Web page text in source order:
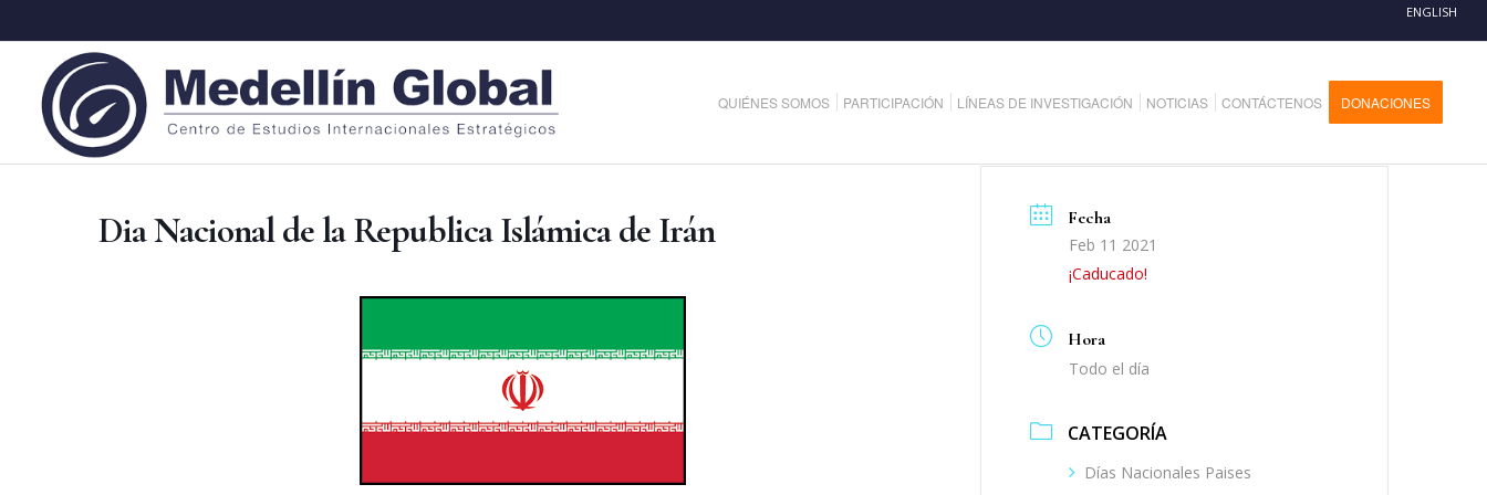
ENGLISH
QUIÉNES SOMOS PARTICIPACIÓN LÍNEAS DE INVESTIGACIÓN NOTICIAS CONTÁCTENOS DONACIONES
Dia Nacional de la Republica Islámica de Irán Fecha
Feb 11 2021
¡Caducado!
Hora
Todo el día
CATEGORÍA
Días Nacionales Paises